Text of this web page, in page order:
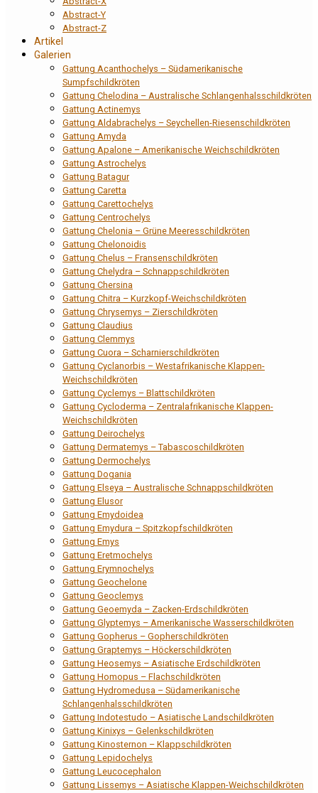
Abstract-Y
Abstract-Z
Artikel
Galerien
Gattung Acanthochelys – Südamerikanische
Sumpfschildkröten
Gattung Chelodina – Australische Schlangenhalsschildkröten
Gattung Actinemys
Gattung Aldabrachelys – Seychellen-Riesenschildkröten
Gattung Amyda
Gattung Apalone – Amerikanische Weichschildkröten
Gattung Astrochelys
Gattung Batagur
Gattung Caretta
Gattung Carettochelys
Gattung Centrochelys
Gattung Chelonia – Grüne Meeresschildkröten
Gattung Chelonoidis
Gattung Chelus – Fransenschildkröten
Gattung Chelydra – Schnappschildkröten
Gattung Chersina
Gattung Chitra – Kurzkopf-Weichschildkröten
Gattung Chrysemys – Zierschildkröten
Gattung Claudius
Gattung Clemmys
Gattung Cuora – Scharnierschildkröten
Gattung Cyclanorbis – Westafrikanische Klappen-
Weichschildkröten
Gattung Cyclemys – Blattschildkröten
Gattung Cycloderma – Zentralafrikanische Klappen-
Weichschildkröten
Gattung Deirochelys
Gattung Dermatemys – Tabascoschildkröten
Gattung Dermochelys
Gattung Dogania
Gattung Elseya – Australische Schnappschildkröten
Gattung Elusor
Gattung Emydoidea
Gattung Emydura – Spitzkopfschildkröten
Gattung Emys
Gattung Eretmochelys
Gattung Erymnochelys
Gattung Geochelone
Gattung Geoclemys
Gattung Geoemyda – Zacken-Erdschildkröten
Gattung Glyptemys – Amerikanische Wasserschildkröten
Gattung Gopherus – Gopherschildkröten
Gattung Graptemys – Höckerschildkröten
Gattung Heosemys – Asiatische Erdschildkröten
Gattung Homopus – Flachschildkröten
Gattung Hydromedusa – Südamerikanische
Schlangenhalsschildkröten
Gattung Indotestudo – Asiatische Landschildkröten
Gattung Kinixys – Gelenkschildkröten
Gattung Kinosternon – Klappschildkröten
Gattung Lepidochelys
Gattung Leucocephalon
Gattung Lissemys – Asiatische Klappen-Weichschildkröten